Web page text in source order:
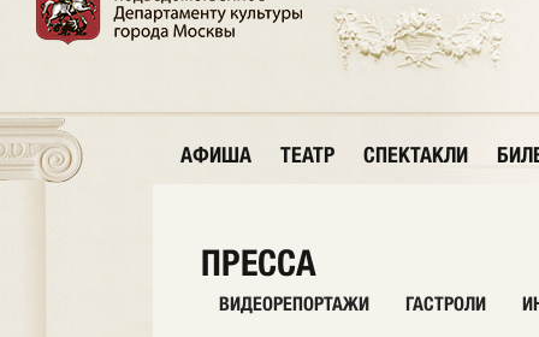
АФИША ТЕАТР СПЕКТАКЛИ
ПРЕССА
ВИДЕОРЕПОРТАЖИ ГАСТРОЛИ